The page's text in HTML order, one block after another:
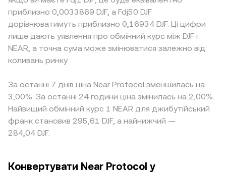
приблизно 0,0033869 DJF, а Fdj50 DJF
дорівнюватимуть приблизно 0,16934 DJF. Ці цифри
лише дають уявлення про обмінний курс між DJF і
NEAR, а точна сума може змінюватися залежно від
коливань ринку.
За останні 7 днів ціна Near Protocol зменшилась на
3,00%. За останні 24 години ціна змінилась на 2,00%.
Найвищий обмінний курс 1 NEAR для джибутійський
франк становив 295,61 DJF, а найнижчий —
284,04 DJF.
Конвертувати Near Protocol у